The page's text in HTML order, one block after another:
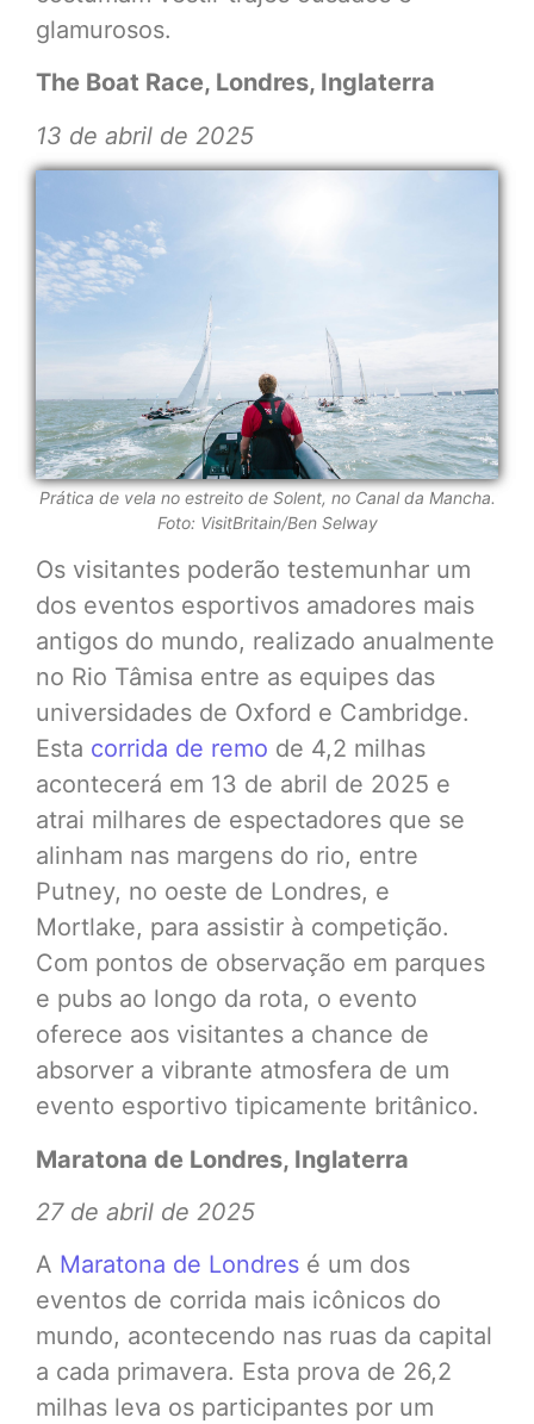
glamurosos.
The Boat Race, Londres, Inglaterra
13 de abril de 2025
Prática de vela no estreito de Solent, no Canal da Mancha.
Foto: VisitBritain/Ben Selway
Os visitantes poderão testemunhar um
dos eventos esportivos amadores mais
antigos do mundo, realizado anualmente
no Rio Tâmisa entre as equipes das
universidades de Oxford e Cambridge.
Esta corrida de remo de 4,2 milhas
acontecerá em 13 de abril de 2025 e
atrai milhares de espectadores que se
alinham nas margens do rio, entre
Putney, no oeste de Londres, e
Mortlake, para assistir à competição.
Com pontos de observação em parques
e pubs ao longo da rota, o evento
oferece aos visitantes a chance de
absorver a vibrante atmosfera de um
evento esportivo tipicamente britânico.
Maratona de Londres, Inglaterra
27 de abril de 2025
A Maratona de Londres é um dos
eventos de corrida mais icônicos do
mundo, acontecendo nas ruas da capital
a cada primavera. Esta prova de 26,2
milhas leva os participantes por um